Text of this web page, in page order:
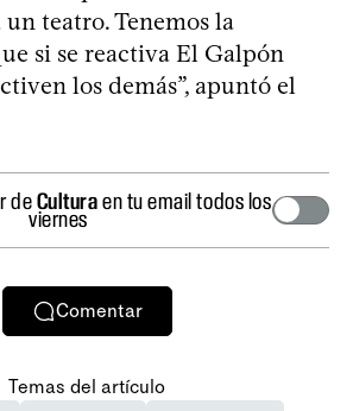
teatro. Tenemos la
si se reactiva El Galpón
los demás”, apuntó el
deCulturaen tu email todos los
viernes
Comentar
Temas del artículo